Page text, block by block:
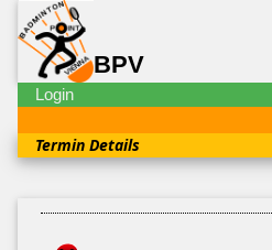
BPV
Login
Termin Details